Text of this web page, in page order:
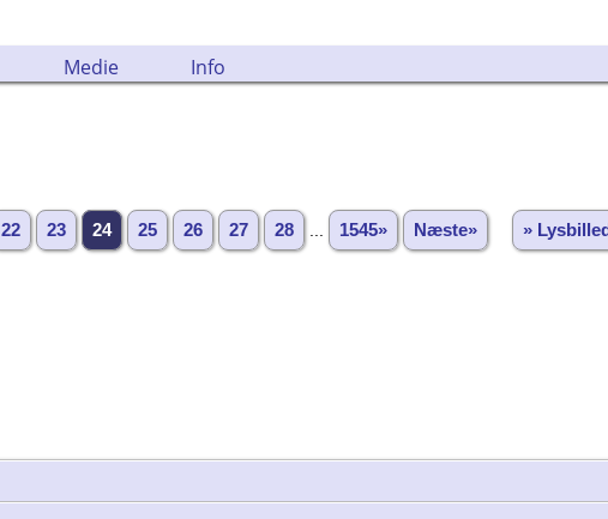
Medie Info
22 23 24 25 26 27 28 1545» Næste» »